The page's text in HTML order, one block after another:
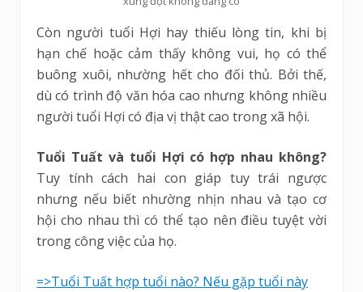
Còn người tuổi Hợi hay thiếu lòng tin, khi bị
hạn chế hoặc cảm thấy không vui, họ có thể
buông xuôi, nhường hết cho đối thủ. Bởi thế,
dù có trình độ văn hóa cao nhưng không nhiều
người tuổi Hợi có địa vị thật cao trong xã hội.
Tuổi Tuất và tuổi Hợi có hợp nhau không?
Tuy tính cách hai con giáp tuy trái ngược
nhưng nếu biết nhường nhịn nhau và tạo cơ
hội cho nhau thì có thể tạo nên điều tuyệt vời
trong công việc của họ.
=>Tuổi Tuất hợp tuổi nào? Nếu gặp tuổi này